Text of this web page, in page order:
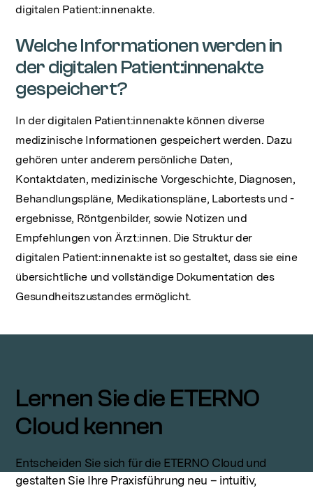
digitalen Patient:innenakte.
Welche Informationen werden in
der digitalen Patient:innenakte
gespeichert?
In der digitalen Patient:innenakte können diverse
medizinische Informationen gespeichert werden. Dazu
gehören unter anderem persönliche Daten,
Kontaktdaten, medizinische Vorgeschichte, Diagnosen,
Behandlungspläne, Medikationspläne, Labortests und -
ergebnisse, Röntgenbilder, sowie Notizen und
Empfehlungen von Ärzt:innen. Die Struktur der
digitalen Patient:innenakte ist so gestaltet, dass sie eine
übersichtliche und vollständige Dokumentation des
Gesundheitszustandes ermöglicht.
Lernen Sie die ETERNO
Cloud kennen
Entscheiden Sie sich für die ETERNO Cloud und
gestalten Sie Ihre Praxisführung neu – intuitiv,